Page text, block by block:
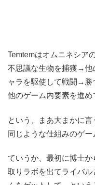
Temtemはオムニネシア
不思議な生物を捕獲→他
ャラを駆使して戦闘→勝
他のゲーム内要素を進
という、まあ大まかに
同じような仕組みのゲ
ていうか、最初に博士
取りラボを出てライバ